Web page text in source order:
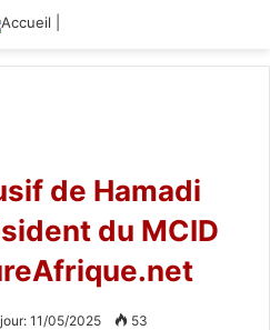
de Hamadi
du MCID
11/05/2025 53